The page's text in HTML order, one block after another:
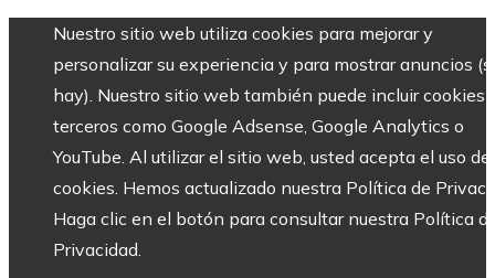
Nuestro sitio web utiliza cookies para mejorar y
personalizar su experiencia y para mostrar anuncios
hay). Nuestro sitio web también puede incluir cookies
terceros como Google Adsense, Google Analytics o
YouTube. Al utilizar el sitio web, usted acepta el uso de
cookies. Hemos actualizado nuestra Política de
Haga clic en el botón para consultar nuestra Política
Privacidad.